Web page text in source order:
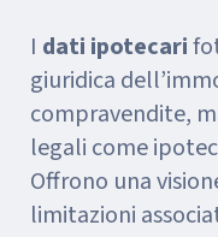
I dati ipotecari
giuridica
compravendite,
legali come
Offrono una
limitazioni